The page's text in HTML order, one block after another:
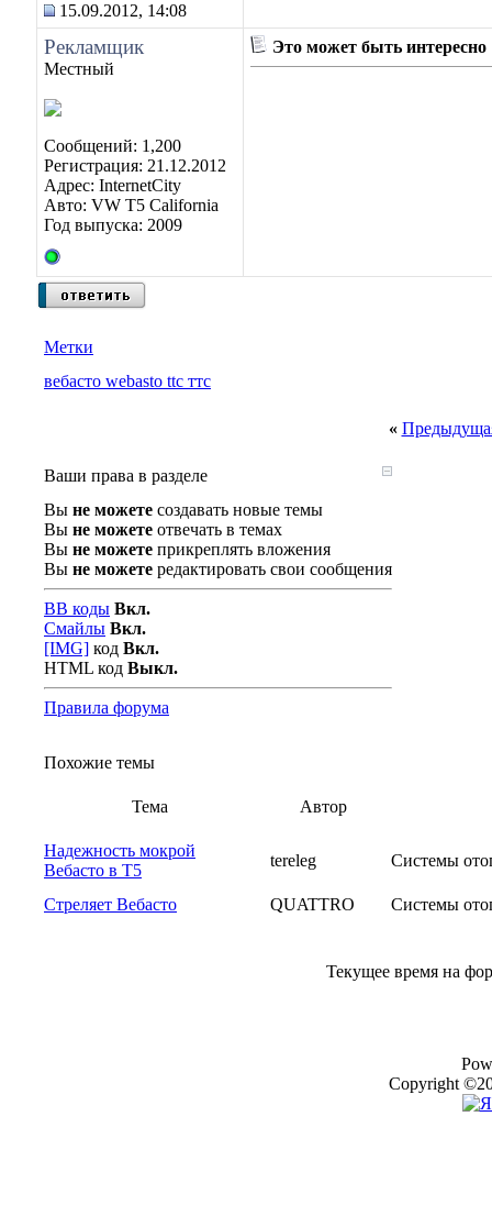
15.09.2012, 14:08
Рекламщик
Местный
Сообщений: 1,200
Регистрация: 21.12.2012
Адрес: InternetCity
Авто: VW T5 California
Год выпуска: 2009
Это может быть интересно
Метки
вебасто webasto ttc ттс
«
Ваши права в разделе
Вы не можете создавать новые темы
Вы не можете отвечать в темах
Вы не можете прикреплять вложения
Вы не можете редактировать свои сообщения
BB коды Вкл.
Смайлы Вкл.
[IMG] код Вкл.
HTML код Выкл.
Правила форума
Похожие темы
Тема Автор
Надежность мокрой
Вебасто в Т5
tereleg Системы
Стреляет Вебасто QUATTRO Системы
Текущее время на
Copyright